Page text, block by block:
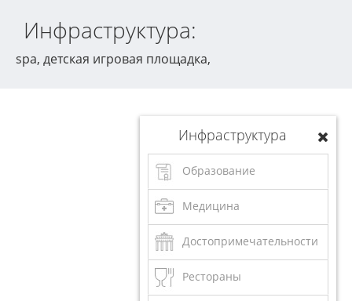
Инфраструктура:
spa, детская игровая площадка,
Инфраструктура
Образование
Медицина
Достопримечательности
Рестораны